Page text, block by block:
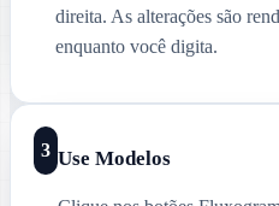
direita. As alterações são
enquanto você digita.
3 Use Modelos